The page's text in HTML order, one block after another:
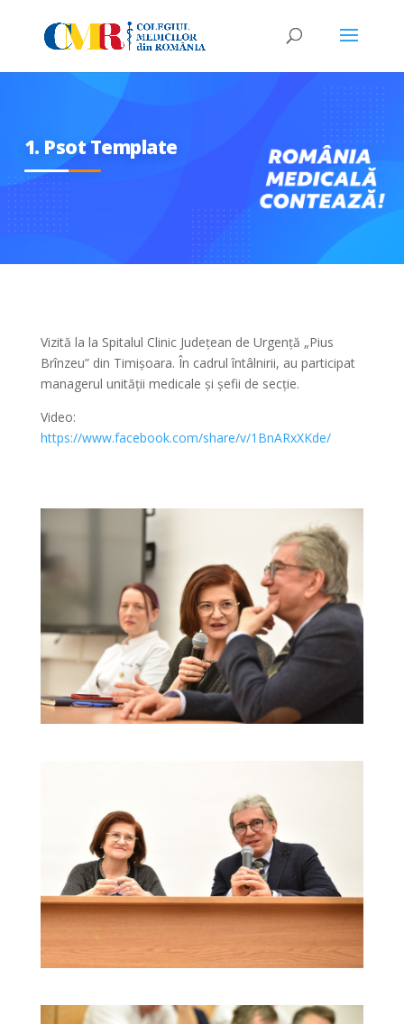
1. Psot Template
Vizită la la Spitalul Clinic Județean de Urgență „Pius
Brînzeu” din Timișoara. În cadrul întâlnirii, au participat
managerul unității medicale și șefii de secție.
Video:
https://www.facebook.com/share/v/1BnARxXKde/